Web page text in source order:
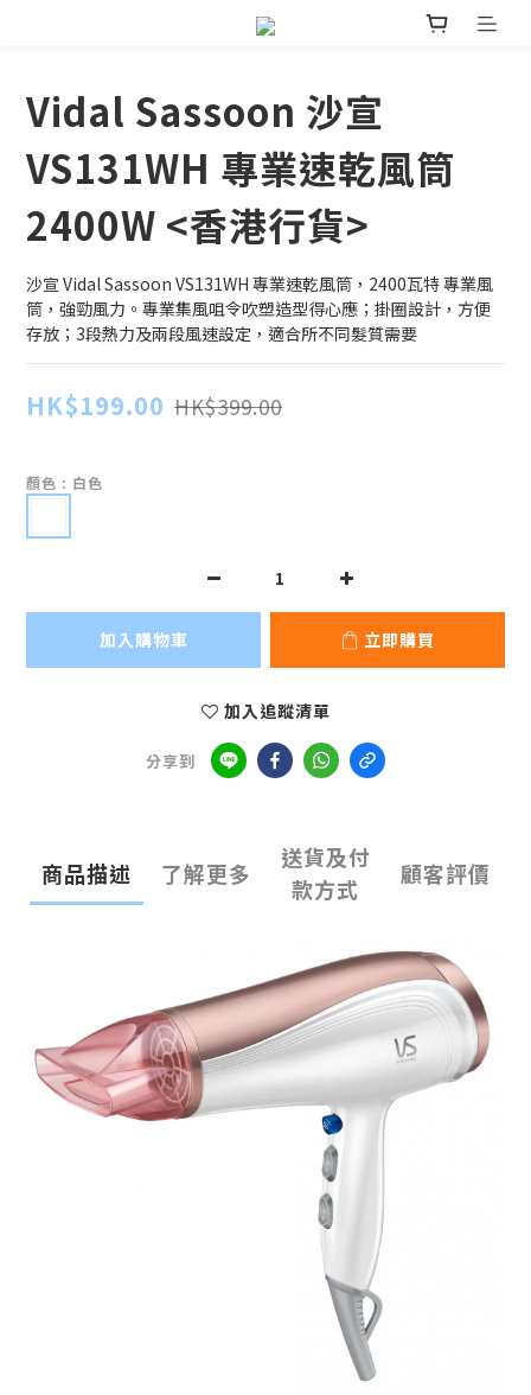
Vidal Sassoon 沙宣
VS131WH 專業速乾風筒
2400W <香港行貨>
沙宣 Vidal Sassoon VS131WH 專業速乾風筒，2400瓦特 專業風
筒，強勁風力。專業集風咀令吹塑造型得心應；掛圈設計，方便
存放；3段熱力及兩段風速設定，適合所不同髮質需要
HK$199.00 HK$399.00
顏色 : 白色
加入購物車 立即購買
加入追蹤清單
分享到
商品描述 了解更多
送貨及付
款方式
顧客評價